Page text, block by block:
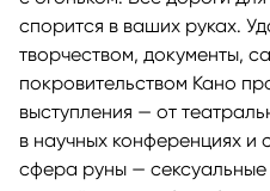
спорится в ваших руках.
творчеством, документы,
покровительством Кано
выступления — от
в научных конференциях и
сфера руны —